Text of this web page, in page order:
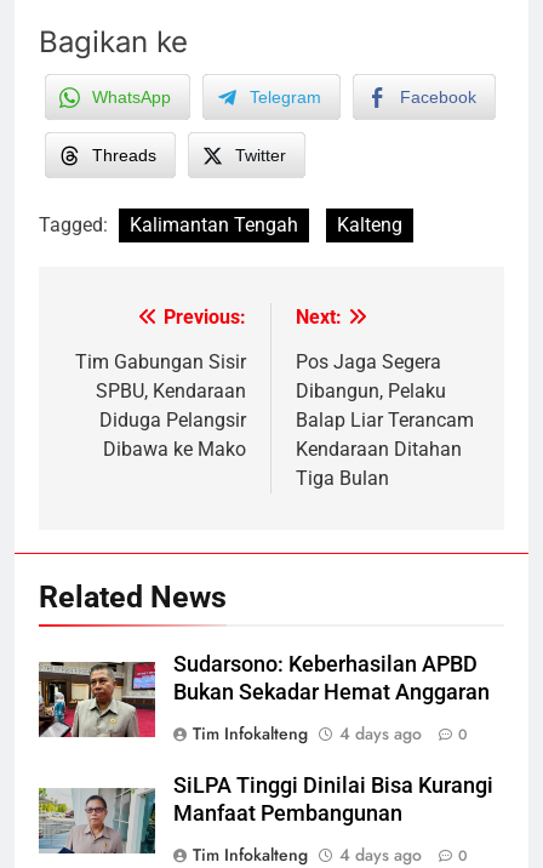
Bagikan ke
WhatsApp Telegram Facebook
Threads Twitter
Tagged: Kalimantan Tengah Kalteng
navigation
Previous:
Tim Gabungan Sisir
SPBU, Kendaraan
Diduga Pelangsir
Dibawa ke Mako
Next:
Pos Jaga Segera
Dibangun, Pelaku
Balap Liar Terancam
Kendaraan Ditahan
Tiga Bulan
Related News
Sudarsono: Keberhasilan APBD
Bukan Sekadar Hemat Anggaran
Tim Infokalteng
4 days ago 0
SiLPA Tinggi Dinilai Bisa Kurangi
Manfaat Pembangunan
Tim Infokalteng
4 days ago 0